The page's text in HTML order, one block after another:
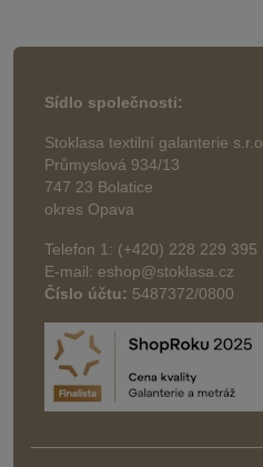
Sídlo společnosti:
Stoklasa textilní galanterie s.r.o.
Průmyslová 934/13
747 23 Bolatice
okres Opava
Telefon 1: (+420) 228 229 395
E-mail: eshop@stoklasa.cz
Číslo účtu: 5487372/0800